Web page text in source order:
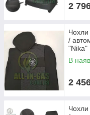
2
/
"Nika"
В
2